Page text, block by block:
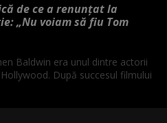
de ce a renunțat la
„Nu voiam să fiu Tom
Baldwin era unul dintre actorii
După succesul filmului